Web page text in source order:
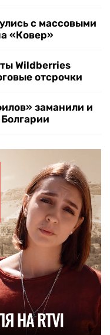
с массовыми
«Ковер»
Wildberries
отсрочки
заманили и